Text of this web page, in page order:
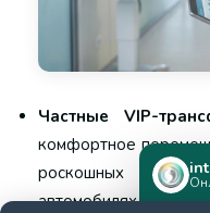
Частные VIP-
комфортное
роскошных и
автомобилях бизнес-